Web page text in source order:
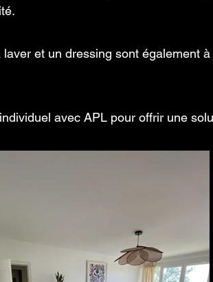
et un dressing sont également
avec APL pour offrir une